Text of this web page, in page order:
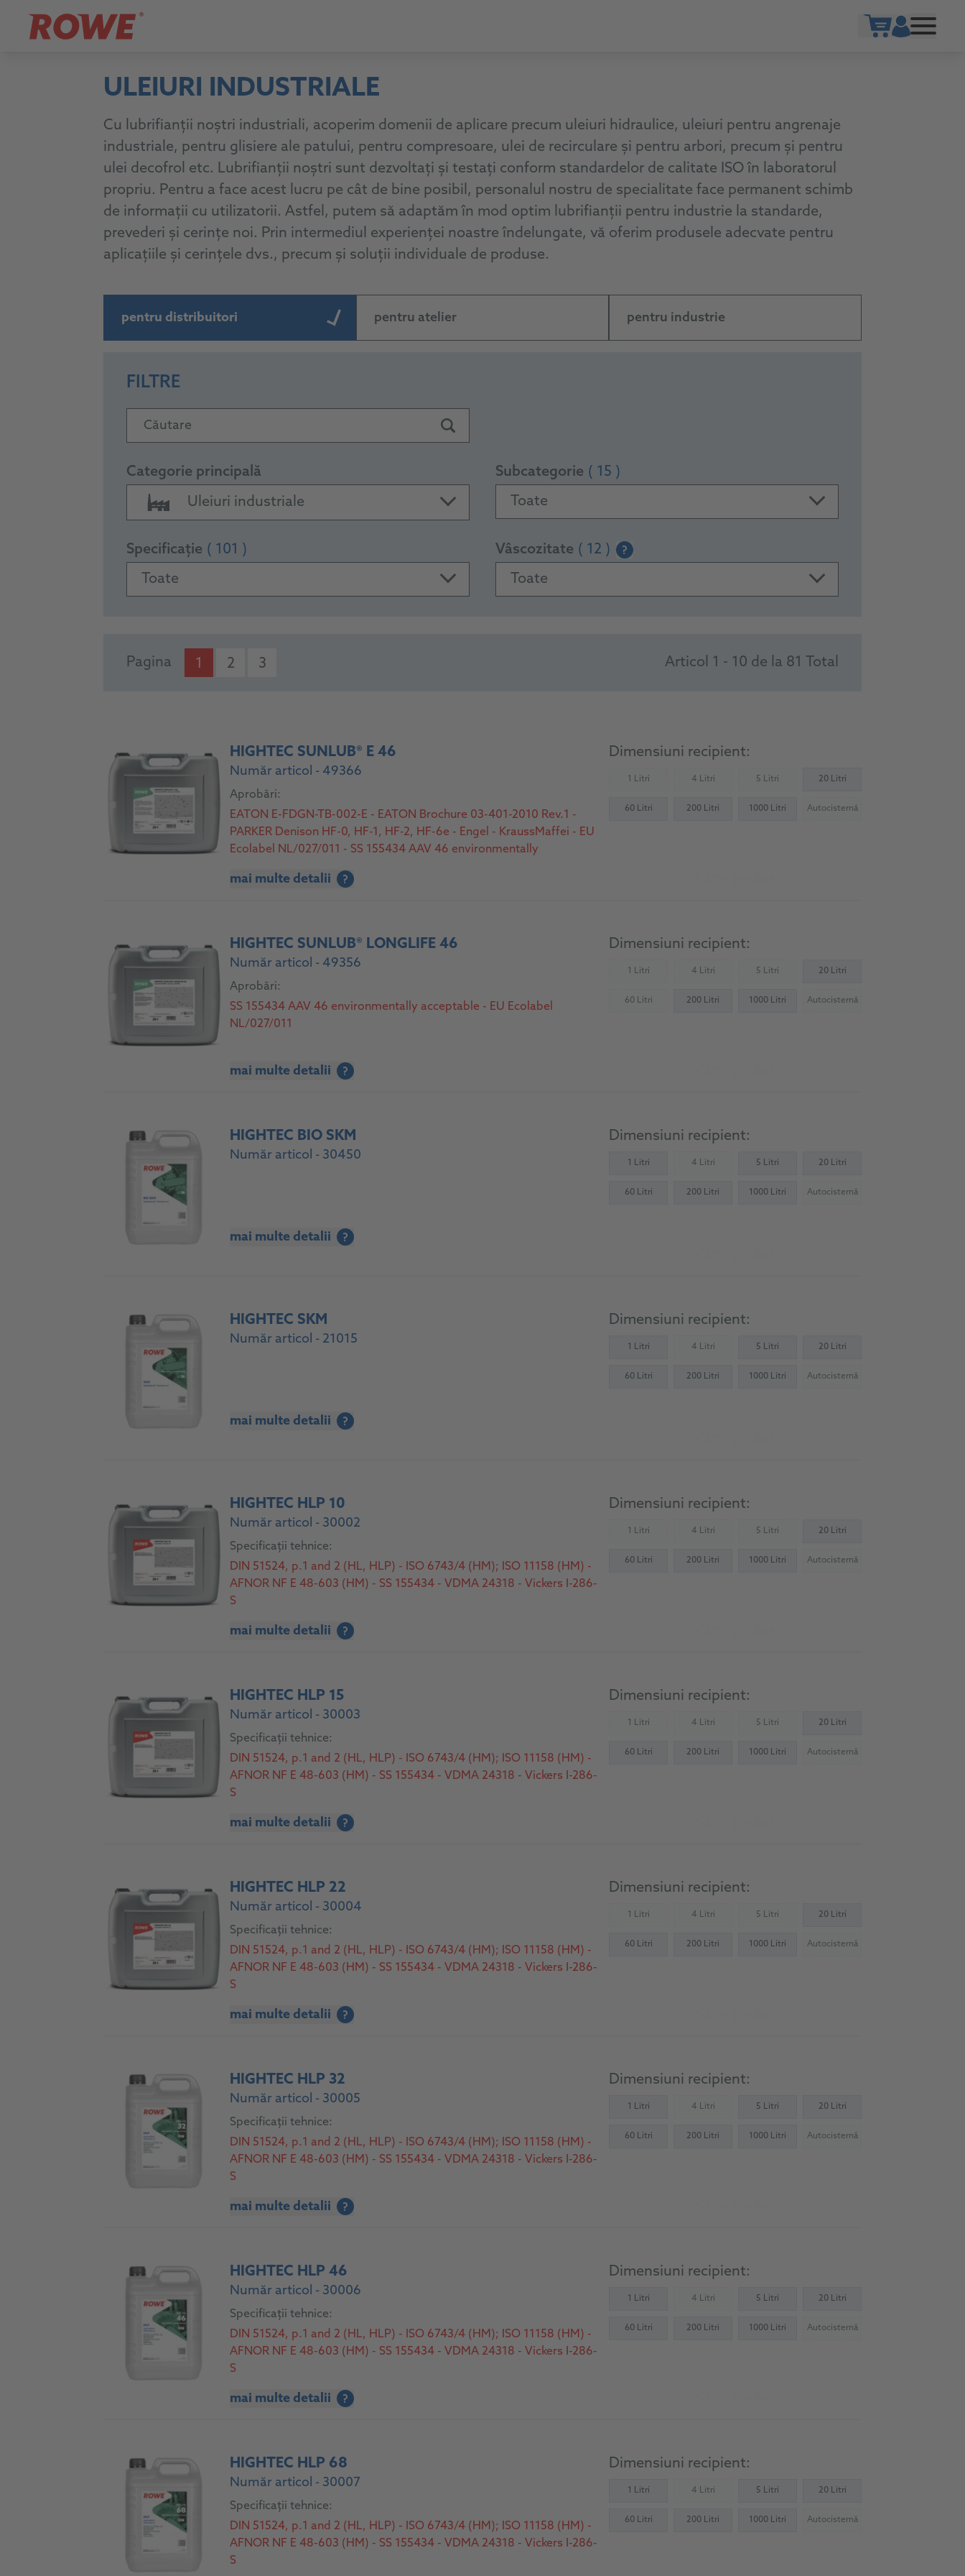
ULEIURI INDUSTRIALE
Cu lubrifianții noștri industriali, acoperim domenii de aplicare precum uleiuri hidraulice, uleiuri pentru angrenaje
industriale, pentru glisiere ale patului, pentru compresoare, ulei de recirculare și pentru arbori, precum și pentru
ulei decofrol etc. Lubrifianții noștri sunt dezvoltați și testați conform standardelor de calitate ISO în laboratorul
propriu. Pentru a face acest lucru pe cât de bine posibil, personalul nostru de specialitate face permanent schimb
de informații cu utilizatorii. Astfel, putem să adaptăm în mod optim lubrifianții pentru industrie la standarde,
prevederi și cerințe noi. Prin intermediul experienței noastre îndelungate, vă oferim produsele adecvate pentru
aplicațiile și cerințele dvs., precum și soluții individuale de produse.
pentru distribuitori pentru atelier pentru industrie
FILTRE
Căutare
Categorie principală
Uleiuri industriale
Subcategorie ( 15 )
Toate
Specificație ( 101 )
Toate
Vâscozitate ( 12 ) ?
Toate
PRODUCTS
Pagina 1 2 3 Articol 1 - 10 de la 81 Total
HIGHTEC SUNLUB® E 46
Număr articol - 49366
Aprobări:
EATON E-FDGN-TB-002-E - EATON Brochure 03-401-2010 Rev.1 -
PARKER Denison HF-0, HF-1, HF-2, HF-6e - Engel - KraussMaffei - EU
Ecolabel NL/027/011 - SS 155434 AAV 46 environmentally
mai multe detalii ?
Dimensiuni recipient:
1 Litri(Not available) 4 Litri(Not available)5 Litri(Not available)20 Litri
60 Litri 200 Litri 1000 Litri Autocisternă(Not available)
HIGHTEC SUNLUB® LONGLIFE 46
Număr articol - 49356
Aprobări:
SS 155434 AAV 46 environmentally acceptable - EU Ecolabel
NL/027/011
mai multe detalii ?
Dimensiuni recipient:
1 Litri(Not available) 4 Litri(Not available)5 Litri(Not available)20 Litri
60 Litri(Not available)200 Litri 1000 Litri Autocisternă(Not available)
HIGHTEC BIO SKM
Număr articol - 30450
mai multe detalii ?
Dimensiuni recipient:
1 Litri 4 Litri(Not available)5 Litri 20 Litri
60 Litri 200 Litri 1000 Litri Autocisternă(Not available)
HIGHTEC SKM
Număr articol - 21015
mai multe detalii ?
Dimensiuni recipient:
1 Litri 4 Litri(Not available)5 Litri 20 Litri
60 Litri 200 Litri 1000 Litri Autocisternă(Not available)
HIGHTEC HLP 10
Număr articol - 30002
Specificații tehnice:
DIN 51524, p.1 and 2 (HL, HLP) - ISO 6743/4 (HM); ISO 11158 (HM) -
AFNOR NF E 48-603 (HM) - SS 155434 - VDMA 24318 - Vickers I-286-
S
mai multe detalii ?
Dimensiuni recipient:
1 Litri(Not available) 4 Litri(Not available)5 Litri(Not available)20 Litri
60 Litri 200 Litri 1000 Litri Autocisternă(Not available)
HIGHTEC HLP 15
Număr articol - 30003
Specificații tehnice:
DIN 51524, p.1 and 2 (HL, HLP) - ISO 6743/4 (HM); ISO 11158 (HM) -
AFNOR NF E 48-603 (HM) - SS 155434 - VDMA 24318 - Vickers I-286-
S
mai multe detalii ?
Dimensiuni recipient:
1 Litri(Not available) 4 Litri(Not available)5 Litri(Not available)20 Litri
60 Litri 200 Litri 1000 Litri Autocisternă(Not available)
HIGHTEC HLP 22
Număr articol - 30004
Specificații tehnice:
DIN 51524, p.1 and 2 (HL, HLP) - ISO 6743/4 (HM); ISO 11158 (HM) -
AFNOR NF E 48-603 (HM) - SS 155434 - VDMA 24318 - Vickers I-286-
S
mai multe detalii ?
Dimensiuni recipient:
1 Litri(Not available) 4 Litri(Not available)5 Litri(Not available)20 Litri
60 Litri 200 Litri 1000 Litri Autocisternă(Not available)
HIGHTEC HLP 32
Număr articol - 30005
Specificații tehnice:
DIN 51524, p.1 and 2 (HL, HLP) - ISO 6743/4 (HM); ISO 11158 (HM) -
AFNOR NF E 48-603 (HM) - SS 155434 - VDMA 24318 - Vickers I-286-
S
mai multe detalii ?
Dimensiuni recipient:
1 Litri 4 Litri(Not available)5 Litri 20 Litri
60 Litri 200 Litri 1000 Litri Autocisternă(Not available)
HIGHTEC HLP 46
Număr articol - 30006
Specificații tehnice:
DIN 51524, p.1 and 2 (HL, HLP) - ISO 6743/4 (HM); ISO 11158 (HM) -
AFNOR NF E 48-603 (HM) - SS 155434 - VDMA 24318 - Vickers I-286-
S
mai multe detalii ?
Dimensiuni recipient:
1 Litri 4 Litri(Not available)5 Litri 20 Litri
60 Litri 200 Litri 1000 Litri Autocisternă(Not available)
HIGHTEC HLP 68
Număr articol - 30007
Specificații tehnice:
DIN 51524, p.1 and 2 (HL, HLP) - ISO 6743/4 (HM); ISO 11158 (HM) -
AFNOR NF E 48-603 (HM) - SS 155434 - VDMA 24318 - Vickers I-286-
S
Dimensiuni recipient:
1 Litri 4 Litri(Not available)5 Litri 20 Litri
60 Litri 200 Litri 1000 Litri Autocisternă(Not available)